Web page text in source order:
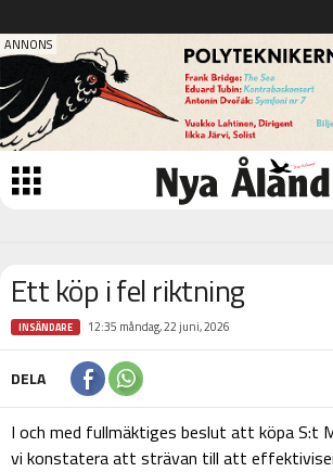
Ett köp i fel riktning
INSÄNDARE 12:35 måndag, 22 juni, 2026
DELA
I och med fullmäktiges beslut att köpa S:t
vi konstatera att strävan till att